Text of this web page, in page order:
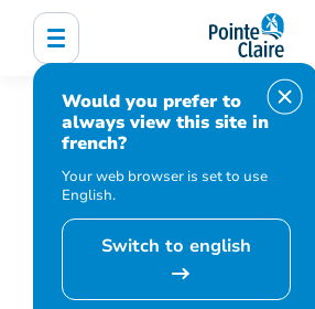
Would you prefer to
always view this site in
french?
Your web browser is set to use
English.
Switch to english
Accueil Organisation municipale
médias
Actualités
d'information sur la gestion des eaux
27 mai